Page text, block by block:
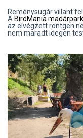
Reménysugár villant fel
A BirdMania madárpark
az elvégzett röntgen
nem maradt idegen